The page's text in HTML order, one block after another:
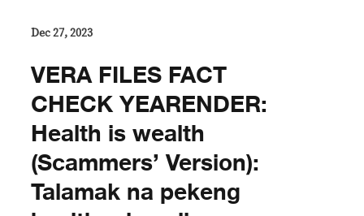
Dec 27, 2023
VERA FILES FACT
CHECK YEARENDER:
Health is wealth
(Scammers’ Version):
Talamak na pekeng